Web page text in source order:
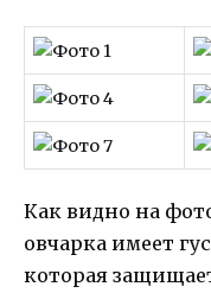
Как видно на
овчарка имеет
которая